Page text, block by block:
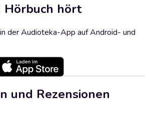
Hörbuch hört
der Audioteka-App auf Android- und
und Rezensionen